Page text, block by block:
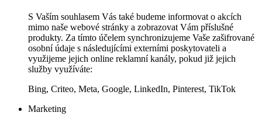
S Vaším souhlasem Vás také budeme informovat o akcích
mimo naše webové stránky a zobrazovat Vám příslušné
produkty. Za tímto účelem synchronizujeme Vaše zašifrované
osobní údaje s následujícími externími poskytovateli a
využijeme jejich online reklamní kanály, pokud již jejich
služby využíváte:
Bing, Criteo, Meta, Google, LinkedIn, Pinterest, TikTok
Marketing